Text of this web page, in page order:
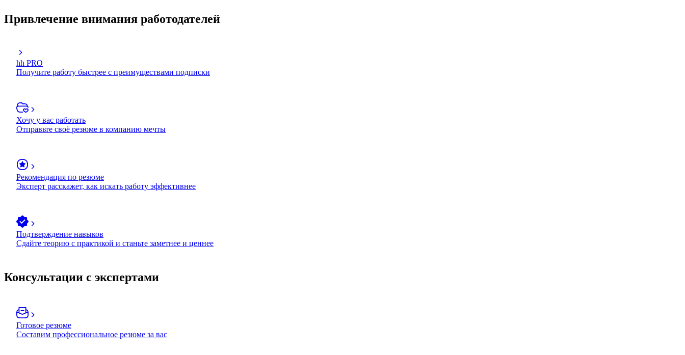
Привлечение внимания работодателей
hh PRO
Получите работу быстрее с преимуществами подписки
Хочу у вас работать
Отправьте своё резюме в компанию мечты
Рекомендация по резюме
Эксперт расскажет, как искать работу эффективнее
Подтверждение навыков
Сдайте теорию с практикой и станьте заметнее и ценнее
Консультации с экспертами
Готовое резюме
Составим профессиональное резюме за вас